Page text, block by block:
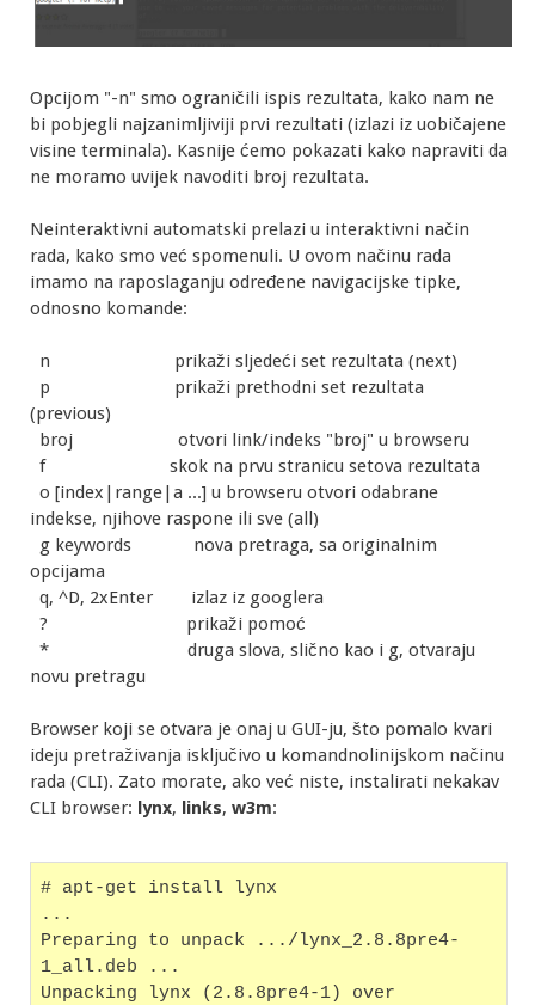
Opcijom "-n" smo ograničili ispis rezultata, kako nam ne
bi pobjegli najzanimljiviji prvi rezultati (izlazi iz uobičajene
visine terminala). Kasnije ćemo pokazati kako napraviti da
ne moramo uvijek navoditi broj rezultata.
Neinteraktivni automatski prelazi u interaktivni način
rada, kako smo već spomenuli. U ovom načinu rada
imamo na raposlaganju određene navigacijske tipke,
odnosno komande:
n prikaži sljedeći set rezultata (next)
p prikaži prethodni set rezultata
(previous)
broj otvori link/indeks "broj" u browseru
f skok na prvu stranicu setova rezultata
o [index|range|a ...] u browseru otvori odabrane
indekse, njihove raspone ili sve (all)
g keywords nova pretraga, sa originalnim
opcijama
q, ^D, 2xEnter izlaz iz googlera
? prikaži pomoć
* druga slova, slično kao i g, otvaraju
novu pretragu
Browser koji se otvara je onaj u GUI-ju, što pomalo kvari
ideju pretraživanja isključivo u komandnolinijskom načinu
rada (CLI). Zato morate, ako već niste, instalirati nekakav
CLI browser: lynx, links, w3m:
# apt-get install lynx
...
Preparing to unpack .../lynx_2.8.8pre4-
1_all.deb ...
Unpacking lynx (2.8.8pre4-1) over